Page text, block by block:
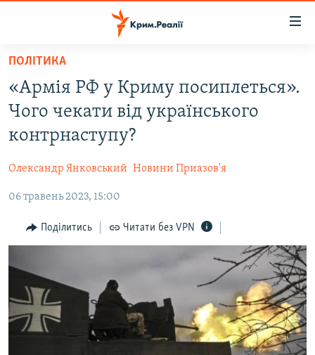
Перейти
основного
матеріалу
до
основної
Перейти
пошуку
ВОДА.КРИМ
БЛОГИ
ПОГЛЯД
ІНТЕРВ'Ю
СПЕЦПРОЕКТИ
ДЕПОРТАЦІЯ
ВІДЕОУРОКИ «ELIFBE»
ЯК ОБІЙТИ БЛОКУВАННЯ
ПОЛІТИКА
«Армія РФ у Криму посиплеться».
Чого чекати від українського
контрнаступу?
Олександр Янковський Новини Приазов'я
06 травень 2023, 15:00
Поділитись Читати без VPN